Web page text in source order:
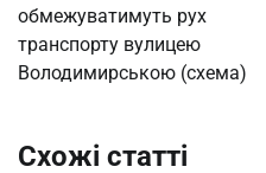
обмежуватимуть рух
транспорту вулицею
Володимирською (схема)
Схожі статті